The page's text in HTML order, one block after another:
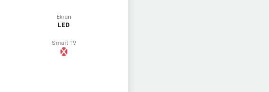
Ekran
LED
Smart TV